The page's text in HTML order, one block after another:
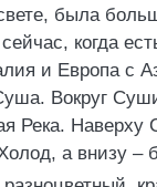
была
когда
и Европа с
Вокруг
Река.
а внизу –